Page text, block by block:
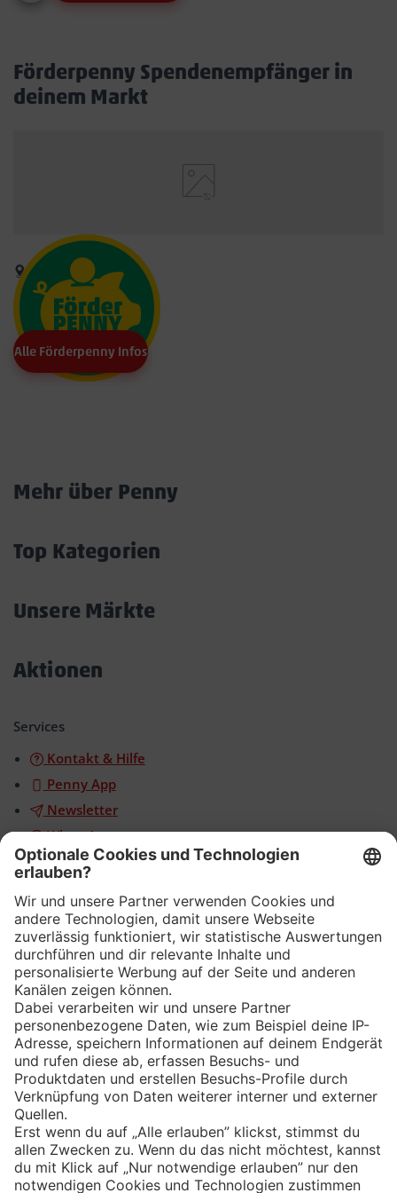
Förderpenny Spendenempfänger in
deinem Markt
Alle Förderpenny Infos
Mehr über Penny
Top Kategorien
Unsere Märkte
Aktionen
Services
Kontakt & Hilfe
Penny App
Newsletter
WhatsApp
App
Eishockey